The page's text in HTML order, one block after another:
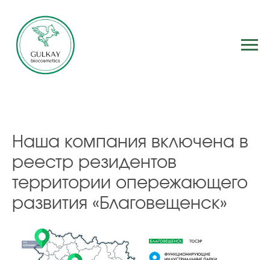
Наша компания включена в
реестр резидентов
территории опережающего
развития «Благовещенск»